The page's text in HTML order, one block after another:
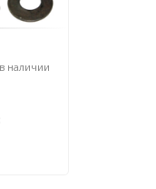
наличии